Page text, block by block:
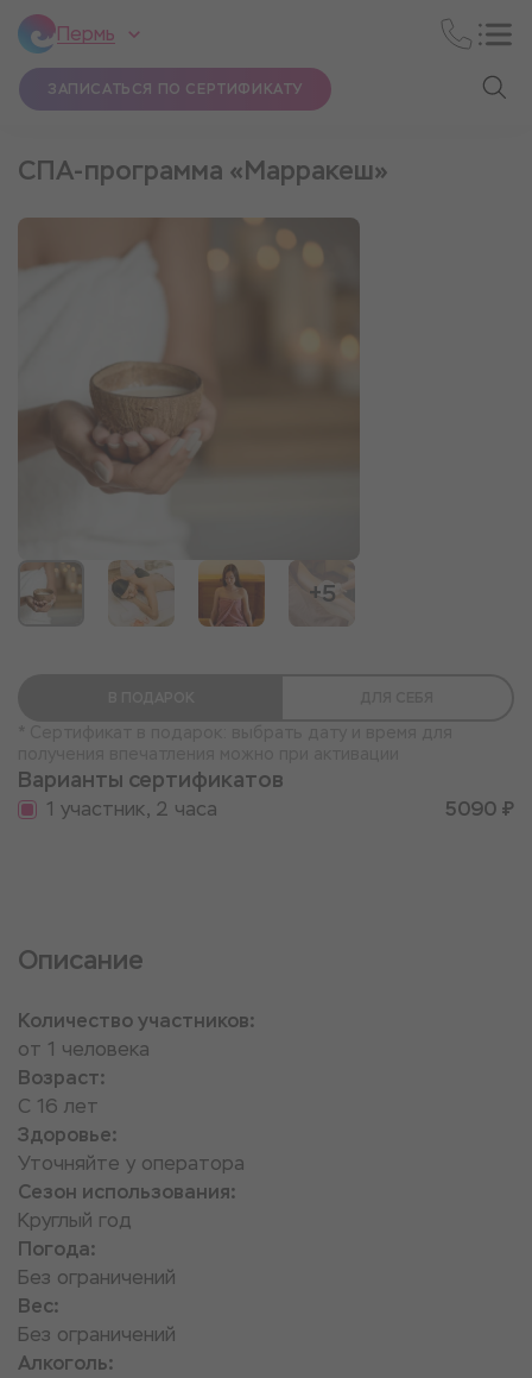
Пермь
ЗАПИСАТЬСЯ ПО СЕРТИФИКАТУ
СПА-программа «Марракеш»
+5
Варианты сертификатов
1 участник, 2 часа 5090 ₽
Описание
Количество участников:
от 1 человека
Возраст:
С 16 лет
Здоровье:
Уточняйте у оператора
Сезон использования:
Круглый год
Погода:
Без ограничений
Вес:
Без ограничений
Алкоголь: